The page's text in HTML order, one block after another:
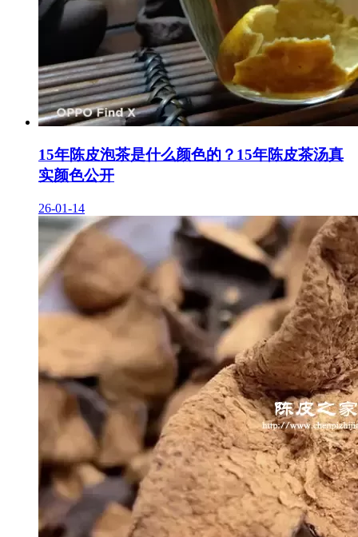
15年陈皮泡茶是什么颜色的？15年陈皮茶汤真
实颜色公开
26-01-14